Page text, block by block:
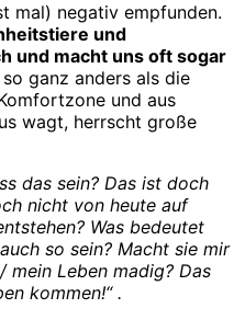
mal) negativ empfunden.
und
und macht uns oft sogar
ganz anders als die
und aus
wagt, herrscht große
das sein? Das ist doch
nicht von heute auf
Was bedeutet
so sein? Macht sie mir
mein Leben madig? Das
kommen!“ .